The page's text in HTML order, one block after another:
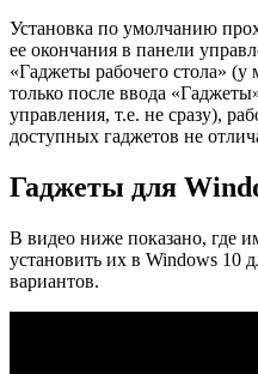
Установка по умолчанию
ее окончания в панели
«Гаджеты рабочего стола»
только после ввода
управления, т.е. не сразу),
доступных гаджетов не
Гаджеты для
В видео ниже показано, где
установить их в Windows 10
вариантов.